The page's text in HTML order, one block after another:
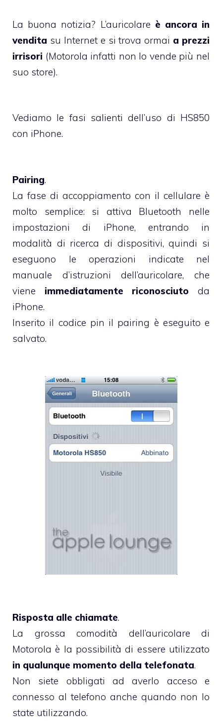
La buona notizia? L’auricolare è ancora in
vendita su Internet e si trova ormai a prezzi
irrisori (Motorola infatti non lo vende più nel
suo store).
Vediamo le fasi salienti dell’uso di HS850
con iPhone.
Pairing.
La fase di accoppiamento con il cellulare è
molto semplice: si attiva Bluetooth nelle
impostazioni di iPhone, entrando in
modalità di ricerca di dispositivi, quindi si
eseguono le operazioni indicate nel
manuale d’istruzioni dell’auricolare, che
viene immediatamente riconosciuto da
iPhone.
Inserito il codice pin il pairing è eseguito e
salvato.
Risposta alle chiamate.
La grossa comodità dell’auricolare di
Motorola è la possibilità di essere utilizzato
in qualunque momento della telefonata.
Non siete obbligati ad averlo acceso e
connesso al telefono anche quando non lo
state utilizzando.